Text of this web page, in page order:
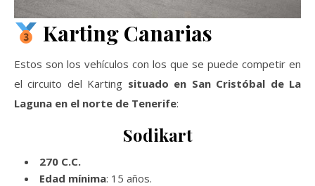
Karting Canarias
Estos son los vehículos con los que se puede competir en
el circuito del Karting situado en San Cristóbal de La
Laguna en el norte de Tenerife:
Sodikart
270 C.C.
Edad mínima: 15 años.